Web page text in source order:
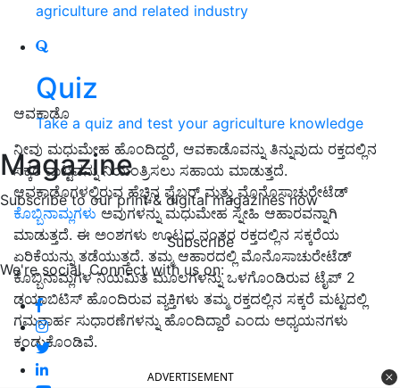
agriculture and related industry
Quiz
Take a quiz and test your agriculture knowledge
Magazine
Subscribe to our print & digital magazines now
Subscribe
We're social. Connect with us on:
ಆವಕಾಡೊ
ನೀವು ಮಧುಮೇಹ ಹೊಂದಿದ್ದರೆ, ಆವಕಾಡೊವನ್ನು ತಿನ್ನುವುದು ರಕ್ತದಲ್ಲಿನ
ಸಕ್ಕರೆ ಮಟ್ಟವನ್ನು ನಿಯಂತ್ರಿಸಲು ಸಹಾಯ ಮಾಡುತ್ತದೆ.
ಆವಕಾಡೊಗಳಲ್ಲಿರುವ ಹೆಚ್ಚಿನ ಫೈಬರ್ ಮತ್ತು ಮೊನೊಸಾಚುರೇಟೆಡ್
ಕೊಬ್ಬಿನಾಮ್ಲಗಳು ಅವುಗಳನ್ನು ಮಧುಮೇಹ ಸ್ನೇಹಿ ಆಹಾರವನ್ನಾಗಿ
ಮಾಡುತ್ತದೆ. ಈ ಅಂಶಗಳು ಊಟದ ನಂತರ ರಕ್ತದಲ್ಲಿನ ಸಕ್ಕರೆಯ
ಏರಿಕೆಯನ್ನು ತಡೆಯುತ್ತದೆ. ತಮ್ಮ ಆಹಾರದಲ್ಲಿ ಮೊನೊಸಾಚುರೇಟೆಡ್
ಕೊಬ್ಬಿನಾಮ್ಲಗಳ ನಿಯಮಿತ ಮೂಲಗಳನ್ನು ಒಳಗೊಂಡಿರುವ ಟೈಪ್ 2
ಡಯಾಬಿಟಿಸ್ ಹೊಂದಿರುವ ವ್ಯಕ್ತಿಗಳು ತಮ್ಮ ರಕ್ತದಲ್ಲಿನ ಸಕ್ಕರೆ ಮಟ್ಟದಲ್ಲಿ
ಗಮನಾರ್ಹ ಸುಧಾರಣೆಗಳನ್ನು ಹೊಂದಿದ್ದಾರೆ ಎಂದು ಅಧ್ಯಯನಗಳು
ಕಂಡುಕೊಂಡಿವೆ.
ADVERTISEMENT